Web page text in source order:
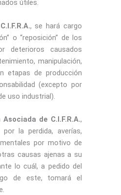
útiles.
, se hará cargo
o “reposición” de los
deterioros causados
manipulación,
etapas de producción
(excepto por
uso industrial).
Asociada de C.I.F.R.A.,
por la perdida, averías,
por motivo de
causas ajenas a su
lo cuál, a pedido del
de este, tomará el